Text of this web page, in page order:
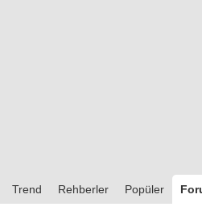
Trend Rehberler Popüler